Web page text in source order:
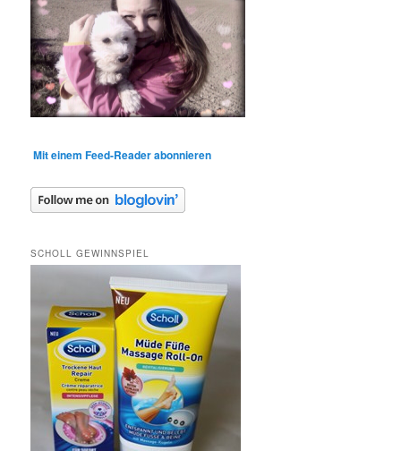
Mit einem Feed-Reader abonnieren
SCHOLL GEWINNSPIEL